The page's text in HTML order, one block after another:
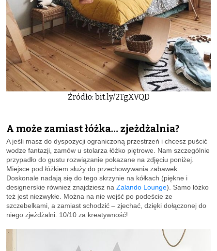
Źródło: bit.ly/2TgXVQD
A może zamiast łóżka… zjeżdżalnia?
A jeśli masz do dyspozycji ograniczoną przestrzeń i chcesz puścić
wodze fantazji, zamów u stolarza łóżko piętrowe. Nam szczególnie
przypadło do gustu rozwiązanie pokazane na zdjęciu poniżej.
Miejsce pod łóżkiem służy do przechowywania zabawek.
Doskonale nadają się do tego skrzynie na kółkach (piękne i
designerskie również znajdziesz na Zalando Lounge). Samo łóżko
też jest niezwykłe. Można na nie wejść po podeście ze
szczebelkami, a zamiast schodzić – zjechać, dzięki dołączonej do
niego zjeżdżalni. 10/10 za kreatywność!